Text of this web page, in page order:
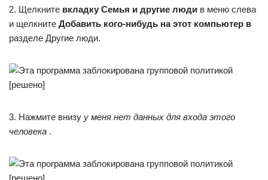
2. Щелкните вкладку Семья и другие люди в меню слева
и щелкните Добавить кого-нибудь на этот компьютер в
разделе Другие люди.
3. Нажмите внизу у меня нет данных для входа этого
человека .